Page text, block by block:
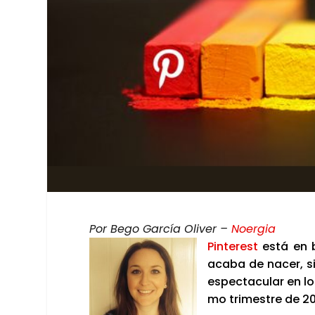
Por Bego Gar­cía Oli­ver –Noer­gia
Pin­te­rest está en
aca­ba de nacer,
espec­ta­cu­lar en
mo tri­mes­tre de